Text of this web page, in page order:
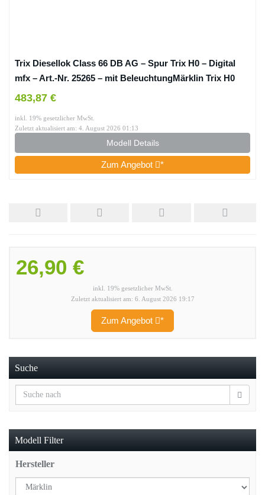
Trix Diesellok Class 66 DB AG – Spur Trix H0 – Digital
mfx – Art.-Nr. 25265 – mit BeleuchtungMärklin Trix H0
25265 Diesellokomotive Class 66 Epoche VI – Digital-
483,87 €
inkl. 19% gesetzlicher MwSt.
Zuletzt aktualisiert am: 4. August 2026 01:13
Modell Details
Zum Angebot *
26,90 €
inkl. 19% gesetzlicher MwSt.
Zuletzt aktualisiert am: 6. August 2026 19:17
Zum Angebot *
Suche
Modell Filter
Hersteller